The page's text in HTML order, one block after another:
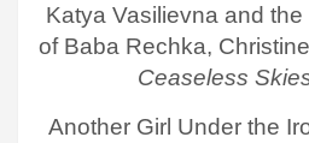
Katya Vasilievna and
of Baba Rechka,
Ceaseless
Another Girl Under the